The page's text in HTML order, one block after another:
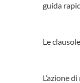
guida
Le
L’azione